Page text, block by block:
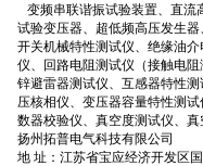
变频串联谐振试验装置、直流
试验变压器、超低频高压发生
开关机械特性测试仪、绝缘油
仪、回路电阻测试仪（接触电
锌避雷器测试仪、互感器特性
压核相仪、变压器容量特性测
数器校验仪、真空度测试仪、
扬州拓普电气科技有限公司
地 址：江苏省宝应经济开发区